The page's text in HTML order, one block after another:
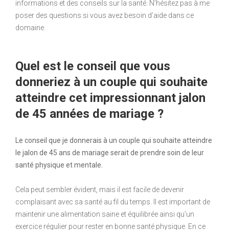
informations et des conseils sur la santé. N’hésitez pas à me
poser des questions si vous avez besoin d’aide dans ce
domaine.
Quel est le conseil que vous
donneriez à un couple qui souhaite
atteindre cet impressionnant jalon
de 45 années de mariage ?
Le conseil que je donnerais à un couple qui souhaite atteindre
le jalon de 45 ans de mariage serait de prendre soin de leur
santé physique et mentale.
Cela peut sembler évident, mais il est facile de devenir
complaisant avec sa santé au fil du temps. Il est important de
maintenir une alimentation saine et équilibrée ainsi qu’un
exercice régulier pour rester en bonne santé physique. En ce